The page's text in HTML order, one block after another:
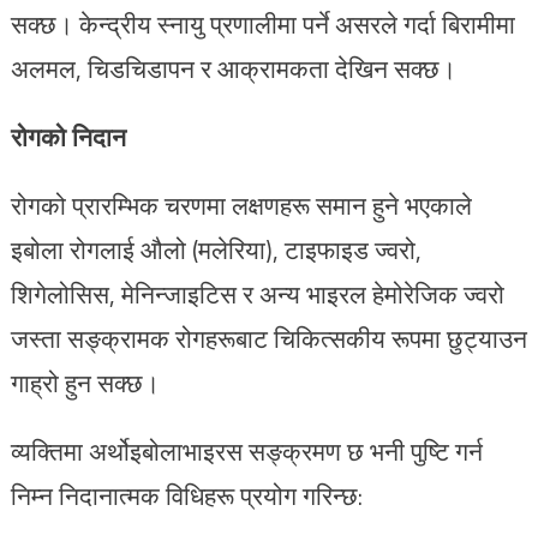
सक्छ। केन्द्रीय स्नायु प्रणालीमा पर्ने असरले गर्दा बिरामीमा
अलमल, चिडचिडापन र आक्रामकता देखिन सक्छ।
रोगको निदान
रोगको प्रारम्भिक चरणमा लक्षणहरू समान हुने भएकाले
इबोला रोगलाई औलो (मलेरिया), टाइफाइड ज्वरो,
शिगेलोसिस, मेनिन्जाइटिस र अन्य भाइरल हेमोरेजिक ज्वरो
जस्ता सङ्क्रामक रोगहरूबाट चिकित्सकीय रूपमा छुट्याउन
गाह्रो हुन सक्छ।
व्यक्तिमा अर्थोइबोलाभाइरस सङ्क्रमण छ भनी पुष्टि गर्न
निम्न निदानात्मक विधिहरू प्रयोग गरिन्छ: